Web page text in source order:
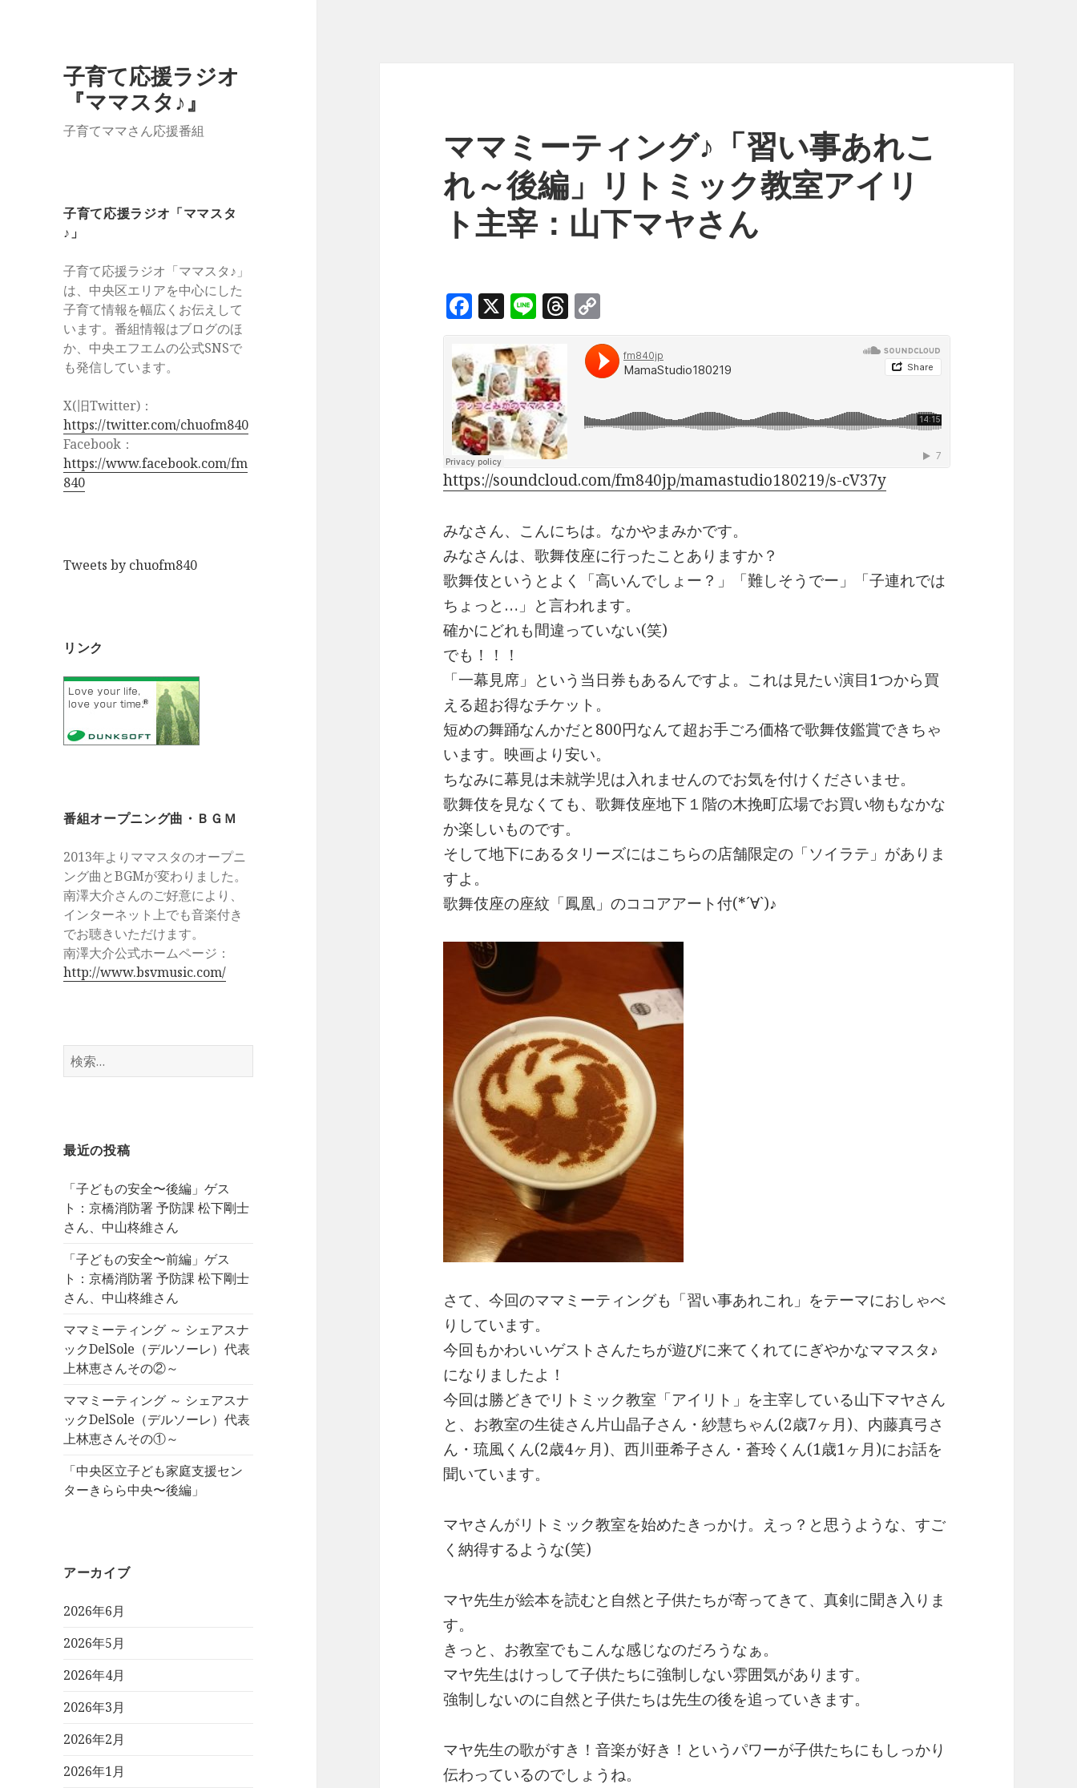
子育て応援ラジオ
『ママスタ♪』
子育てママさん応援番組
子育て応援ラジオ「ママスタ
♪」
子育て応援ラジオ「ママスタ♪」
は、中央区エリアを中心にした
子育て情報を幅広くお伝えして
います。番組情報はブログのほ
か、中央エフエムの公式SNSで
も発信しています。
X(旧Twitter)：
https://twitter.com/chuofm840
Facebook：
https://www.facebook.com/fm
840
Tweets by chuofm840
リンク
番組オープニング曲・ＢＧＭ
2013年よりママスタのオープニ
ング曲とBGMが変わりました。
南澤大介さんのご好意により、
インターネット上でも音楽付き
でお聴きいただけます。
南澤大介公式ホームページ：
http://www.bsvmusic.com/
検
索:
最近の投稿
「子どもの安全〜後編」ゲス
ト：京橋消防署 予防課 松下剛士
さん、中山柊維さん
「子どもの安全〜前編」ゲス
ト：京橋消防署 予防課 松下剛士
さん、中山柊維さん
ママミーティング ～ シェアスナ
ックDelSole（デルソーレ）代表
上林恵さんその②～
ママミーティング ～ シェアスナ
ックDelSole（デルソーレ）代表
上林恵さんその①～
「中央区立子ども家庭支援セン
ターきらら中央〜後編」
アーカイブ
2026年6月
2026年5月
2026年4月
2026年3月
2026年2月
2026年1月
ママミーティング♪「習い事あれこ
れ～後編」リトミック教室アイリ
ト主宰：山下マヤさん
F
a
c
e
b
o
o
k
X Li
n
e
T
h
d
s
o
p
y
Li
n
k
https://soundcloud.com/fm840jp/mamastudio180219/s-cV37y
みなさん、こんにちは。なかやまみかです。
みなさんは、歌舞伎座に行ったことありますか？
歌舞伎というとよく「高いんでしょー？」「難しそうでー」「子連れでは
ちょっと…」と言われます。
確かにどれも間違っていない(笑)
でも！！！
「一幕見席」という当日券もあるんですよ。これは見たい演目1つから買
える超お得なチケット。
短めの舞踊なんかだと800円なんて超お手ごろ価格で歌舞伎鑑賞できちゃ
います。映画より安い。
ちなみに幕見は未就学児は入れませんのでお気を付けくださいませ。
歌舞伎を見なくても、歌舞伎座地下１階の木挽町広場でお買い物もなかな
か楽しいものです。
そして地下にあるタリーズにはこちらの店舗限定の「ソイラテ」がありま
すよ。
歌舞伎座の座紋「鳳凰」のココアアート付(*´∀`)♪
さて、今回のママミーティングも「習い事あれこれ」をテーマにおしゃべ
りしています。
今回もかわいいゲストさんたちが遊びに来てくれてにぎやかなママスタ♪
になりましたよ！
今回は勝どきでリトミック教室「アイリト」を主宰している山下マヤさん
と、お教室の生徒さん片山晶子さん・紗慧ちゃん(2歳7ヶ月)、内藤真弓さ
ん・琉風くん(2歳4ヶ月)、西川亜希子さん・蒼玲くん(1歳1ヶ月)にお話を
聞いています。
マヤさんがリトミック教室を始めたきっかけ。えっ？と思うような、すご
く納得するような(笑)
マヤ先生が絵本を読むと自然と子供たちが寄ってきて、真剣に聞き入りま
す。
きっと、お教室でもこんな感じなのだろうなぁ。
マヤ先生はけっして子供たちに強制しない雰囲気があります。
強制しないのに自然と子供たちは先生の後を追っていきます。
マヤ先生の歌がすき！音楽が好き！というパワーが子供たちにもしっかり
伝わっているのでしょうね。